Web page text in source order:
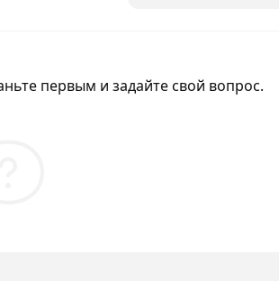
первым и задайте свой вопрос.